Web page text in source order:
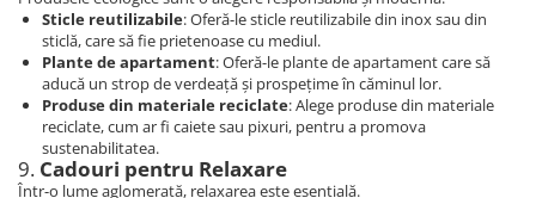
Sticle reutilizabile: Oferă-le sticle reutilizabile din inox sau din
sticlă, care să fie prietenoase cu mediul.
Plante de apartament: Oferă-le plante de apartament care să
aducă un strop de verdeață și prospețime în căminul lor.
Produse din materiale reciclate: Alege produse din materiale
reciclate, cum ar fi caiete sau pixuri, pentru a promova
sustenabilitatea.
9. Cadouri pentru Relaxare
Într-o lume aglomerată, relaxarea este esențială.